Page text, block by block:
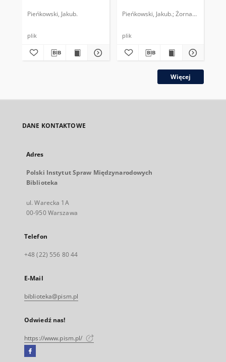
Pieńkowski, Jakub.
plik
Pieńkowski, Jakub. Żornaczuk,
plik
Więcej
DANE KONTAKTOWE
Adres
Polski Instytut Spraw Międzynarodowych
Biblioteka
ul. Warecka 1A
00-950 Warszawa
Telefon
+48 (22) 556 80 44
E-Mail
biblioteka@pism.pl
Odwiedź nas!
https://www.pism.pl/
Facebook